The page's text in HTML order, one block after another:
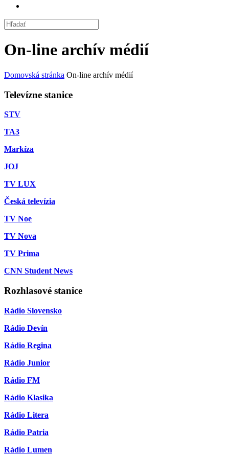
On-line archív médií
Domovská stránka On-line archív médií
Televízne stanice
STV
TA3
Markíza
JOJ
TV LUX
Česká televízia
TV Noe
TV Nova
TV Prima
CNN Student News
Rozhlasové stanice
Rádio Slovensko
Rádio Devín
Rádio Regina
Rádio Junior
Rádio FM
Rádio Klasika
Rádio Litera
Rádio Patria
Rádio Lumen